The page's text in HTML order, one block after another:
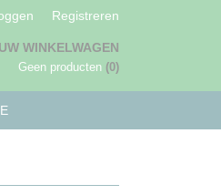
Registreren
UW WINKELWAGEN
Geen producten (0)